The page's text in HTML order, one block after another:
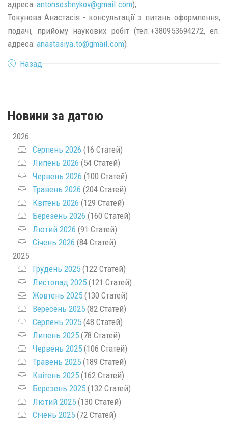
адреса: antonsoshnykov@gmail.com);
Токунова Анастасія - консультації з питань оформлення,
подачі, прийому наукових робіт (тел.+380953694272, ел.
адреса: anastasiya.to@gmail.com).
Назад
Новини за датою
2026
Серпень 2026 (16 Статей)
Липень 2026 (54 Статей)
Червень 2026 (100 Статей)
Травень 2026 (204 Статей)
Квітень 2026 (129 Статей)
Березень 2026 (160 Статей)
Лютий 2026 (91 Статей)
Січень 2026 (84 Статей)
2025
Грудень 2025 (122 Статей)
Листопад 2025 (121 Статей)
Жовтень 2025 (130 Статей)
Вересень 2025 (82 Статей)
Серпень 2025 (48 Статей)
Липень 2025 (78 Статей)
Червень 2025 (106 Статей)
Травень 2025 (189 Статей)
Квітень 2025 (162 Статей)
Березень 2025 (132 Статей)
Лютий 2025 (130 Статей)
Січень 2025 (72 Статей)